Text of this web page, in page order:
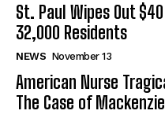
St. Paul Wipes Out
32,000 Residents
NEWS November 13
American Nurse
The Case of